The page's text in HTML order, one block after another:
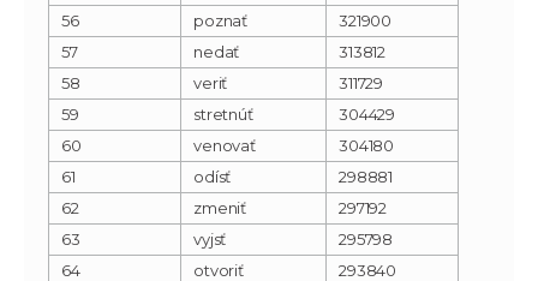
56
poznať
321900
57
nedať
313812
58
veriť
311729
59
stretnúť
304429
60
venovať
304180
61
odísť
298881
62
zmeniť
297192
63
vyjsť
295798
64
otvoriť
293840